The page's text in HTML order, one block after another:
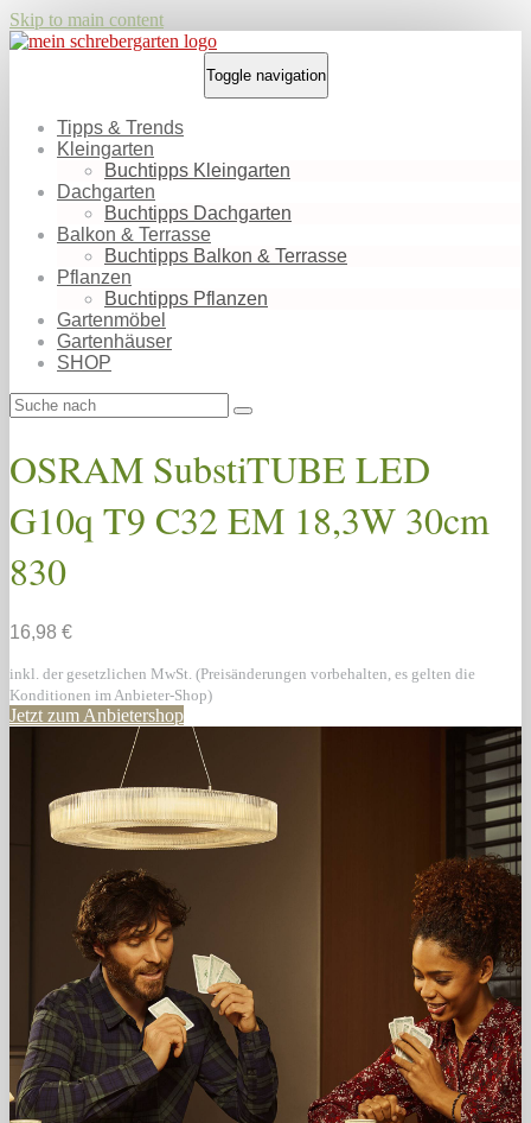
Skip to main content
Toggle navigation
Tipps & Trends
Kleingarten
Buchtipps Kleingarten
Dachgarten
Buchtipps Dachgarten
Balkon & Terrasse
Buchtipps Balkon & Terrasse
Pflanzen
Buchtipps Pflanzen
Gartenmöbel
Gartenhäuser
SHOP
OSRAM SubstiTUBE LED
G10q T9 C32 EM 18,3W 30cm
830
16,98 €
inkl. der gesetzlichen MwSt. (Preisänderungen vorbehalten, es gelten die
Konditionen im Anbieter-Shop)
Jetzt zum Anbietershop